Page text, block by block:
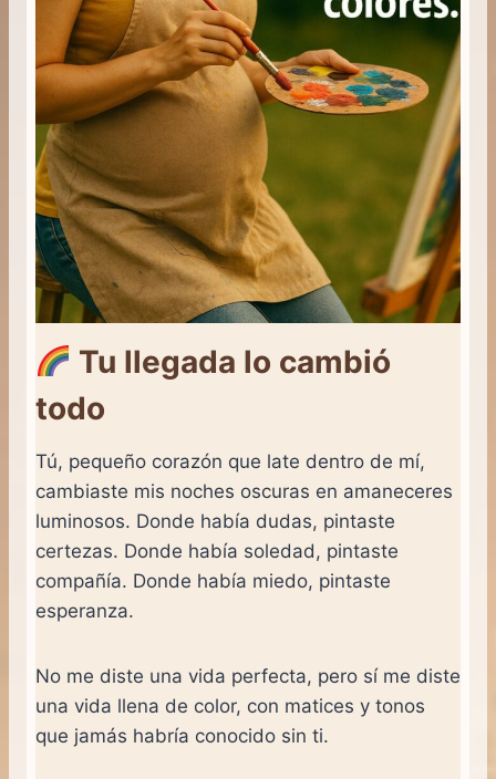
Tu llegada lo cambió
todo
Tú, pequeño corazón que late dentro de mí,
cambiaste mis noches oscuras en amaneceres
luminosos. Donde había dudas, pintaste
certezas. Donde había soledad, pintaste
compañía. Donde había miedo, pintaste
esperanza.
No me diste una vida perfecta, pero sí me diste
una vida llena de color, con matices y tonos
que jamás habría conocido sin ti.